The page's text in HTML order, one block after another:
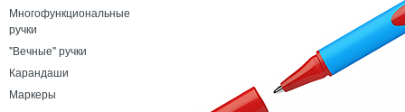
Многофункциональные
ручки
"Вечные" ручки
Карандаши
Маркеры